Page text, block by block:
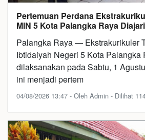
Pertemuan Perdana
MIN 5 Kota Palangka Raya
Palangka Raya — Ekstrakurikuler
Ibtidaiyah Negeri 5 Kota Palangka
dilaksanakan pada Sabtu, 1
ini menjadi pertem
04/08/2026 13:47 - Oleh Admin - Dilihat